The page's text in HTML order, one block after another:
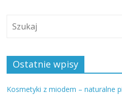
Ostatnie wpisy
Kosmetyki z miodem – naturalne